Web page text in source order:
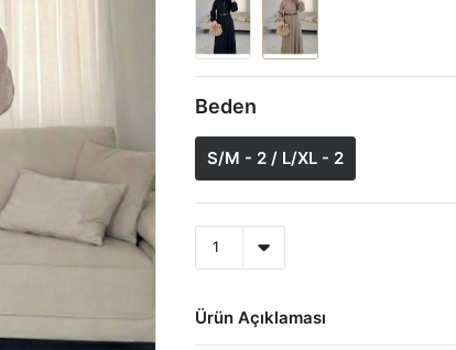
Beden
S/M - 2 / L/XL - 2
Ürün Açıklaması